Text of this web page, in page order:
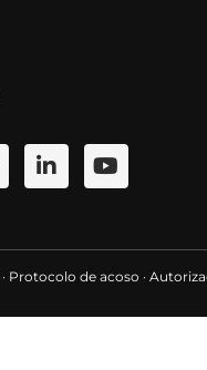
· Protocolo de acoso ·